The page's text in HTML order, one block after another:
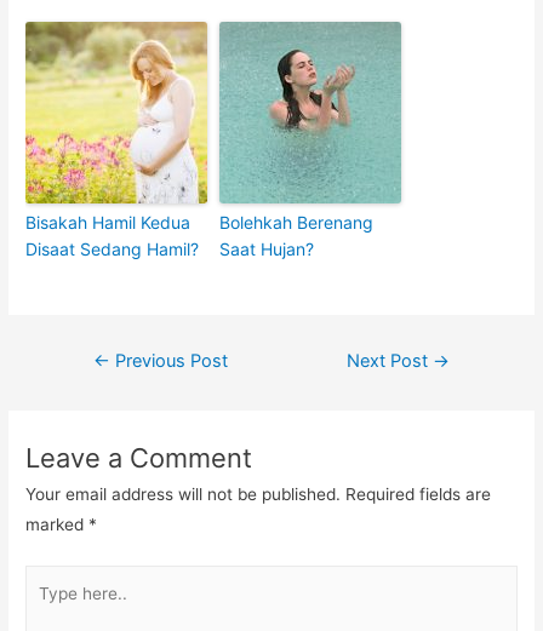
Bisakah Hamil Kedua
Disaat Sedang Hamil?
Bolehkah Berenang
Saat Hujan?
Post
← Previous Post Next Post →
Leave a Comment
Your email address will not be published. Required fields are
marked *
here..